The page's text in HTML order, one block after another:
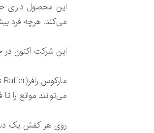
این محصول دارای
می‌کند. هرچه فرد
این شرکت اکنون
می‌توانند موانع
روی هر کفش یک